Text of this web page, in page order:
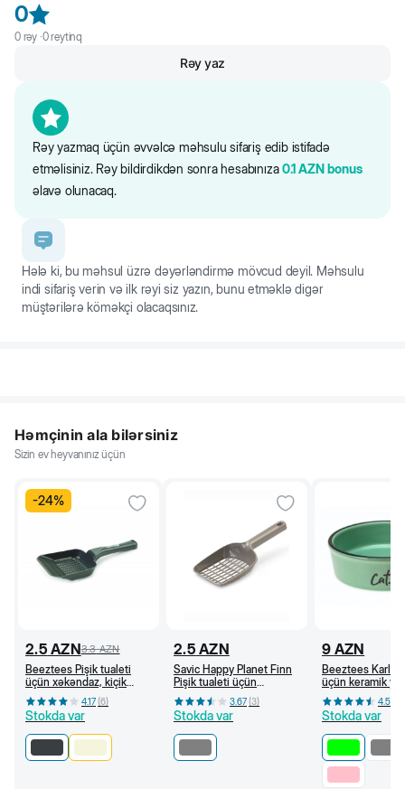
toz yaratmır. Silikagel qumu ev heyvanının qulluğuna az vaxt ayıra
bilən insanlar üçün idealdır - tez-tez dəyişmə və təmizlik tələb etmir.
Tualetə tökməyin. Sərin yerdə nəmlikdən uzaq saxlayın. Qumu
0
0rəy ·0reytinq
Rəy yazmaq üçün əvvəlcə məhsulu sifariş edib istifadə
etməlisiniz. Rəy bildirdikdən sonra hesabınıza0.1 AZN bonus
əlavə olunacaq.
Rəy yaz
Hələ ki, bu məhsul üzrə dəyərləndirmə mövcud deyil. Məhsulu
indi sifariş verin və ilk rəyi siz yazın, bunu etməklə digər
müştərilərə köməkçi olacaqsınız.
Həmçinin ala bilərsiniz
Sizin ev heyvanınız üçün
-24%
2.5 AZN3.3 AZN
Beeztees Pişik tualeti
üçün xəkəndaz, kiçik
dəlikli (Antrasit)
4.17(6)
Stokda var
2.5 AZN
Savic Happy Planet Finn
Pişik tualeti üçün
xəkəndaz, boz
3.67(3)
Stokda var
9 AZN
Beeztees Karlie
üçün keramik
250 ml (Yaşıl)
4.5
Stokda var